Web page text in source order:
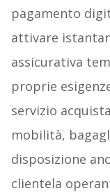
pagamento
attivare
assicurativa
proprie
servizio
mobilità,
disposizione
clientela